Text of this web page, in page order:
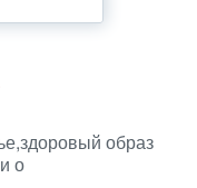
образ
о